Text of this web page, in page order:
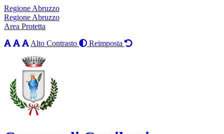
Regione Abruzzo
Regione Abruzzo
Area Protetta
Alto Contrasto
Reimposta